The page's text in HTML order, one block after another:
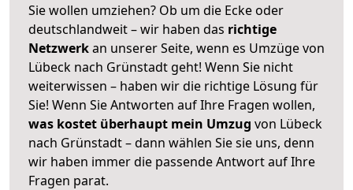
Sie wollen umziehen? Ob um die Ecke oder
deutschlandweit – wir haben das richtige
Netzwerkan unserer Seite, wenn es Umzüge von
Lübeck nach Grünstadt geht! Wenn Sie nicht
weiterwissen – haben wir die richtige Lösung für
Sie! Wenn Sie Antworten auf Ihre Fragen wollen,
was kostet überhaupt mein Umzug von Lübeck
nach Grünstadt – dann wählen Sie sie uns, denn
wir haben immer die passende Antwort auf Ihre
Fragen parat.